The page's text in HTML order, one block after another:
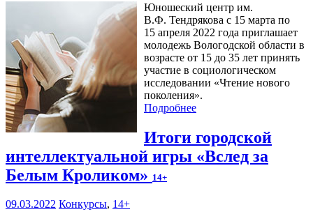
Юношеский центр им.
В.Ф. Тендрякова с 15 марта по
15 апреля 2022 года приглашает
молодежь Вологодской области в
возрасте от 15 до 35 лет принять
участие в социологическом
исследовании «Чтение нового
поколения».
Подробнее
Итоги городской
интеллектуальной игры «Вслед за
Белым Кроликом» 14+
09.03.2022 Конкурсы, 14+